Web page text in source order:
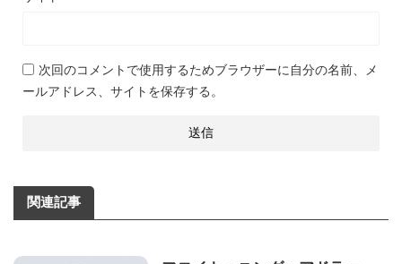
次回のコメントで使用するためブラウザーに自分の名前、メ
ールアドレス、サイトを保存する。
関連記事